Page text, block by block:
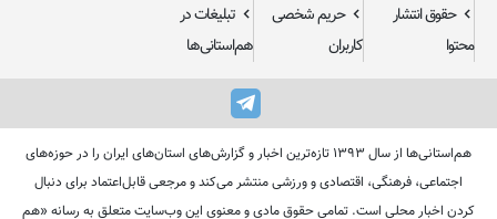
حقوق انتشار
محتوا
حریم شخصی
کاربران
تبلیغات در
هم‌استانی‌ها
هم‌استانی‌ها از سال ۱۳۹۳ تازه‌ترین اخبار و گزارش‌های استان‌های ایران را در حوزه‌های
اجتماعی، فرهنگی، اقتصادی و ورزشی منتشر می‌کند و مرجعی قابل‌اعتماد برای دنبال
کردن اخبار محلی است. تمامی حقوق مادی و معنوی این وب‌سایت متعلق به رسانه «هم